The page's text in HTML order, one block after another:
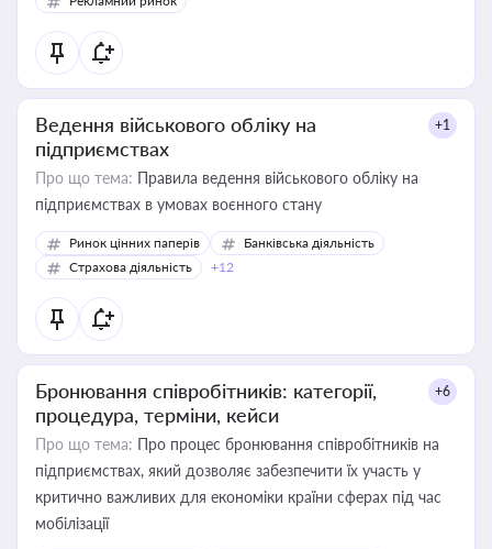
Ведення військового обліку на
підприємствах
+1
Про що тема: Правила ведення військового обліку на
підприємствах в умовах воєнного стану
Ринок цінних паперів
Банківська діяльність
Страхова діяльність
+12
Бронювання співробітників: категорії,
процедура, терміни, кейси
+6
Про що тема: Про процес бронювання співробітників на
підприємствах, який дозволяє забезпечити їх участь у
критично важливих для економіки країни сферах під час
мобілізації